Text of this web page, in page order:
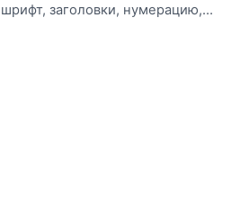
заголовки, нумерацию,
рисунки и список источников